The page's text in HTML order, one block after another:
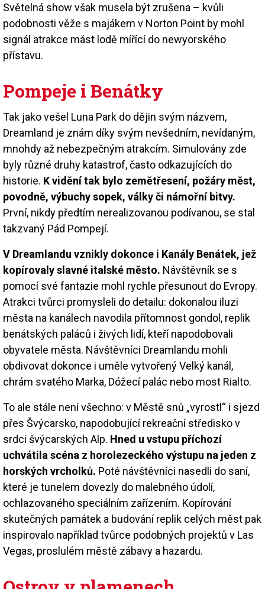
Světelná show však musela být zrušena – kvůli
podobnosti věže s majákem v Norton Point by mohl
signál atrakce mást lodě mířící do newyorského
přístavu.
Pompeje i Benátky
Tak jako vešel Luna Park do dějin svým názvem,
Dreamland je znám díky svým nevšedním, nevídaným,
mnohdy až nebezpečným atrakcím. Simulovány zde
byly různé druhy katastrof, často odkazujících do
historie. K vidění tak bylo zemětřesení, požáry měst,
povodně, výbuchy sopek, války či námořní bitvy.
První, nikdy předtím nerealizovanou podívanou, se stal
takzvaný Pád Pompejí.
V Dreamlandu vznikly dokonce i Kanály Benátek, jež
kopírovaly slavné italské město. Návštěvník se s
pomocí své fantazie mohl rychle přesunout do Evropy.
Atrakci tvůrci promysleli do detailu: dokonalou iluzi
města na kanálech navodila přítomnost gondol, replik
benátských paláců i živých lidí, kteří napodobovali
obyvatele města. Návštěvníci Dreamlandu mohli
obdivovat dokonce i uměle vytvořený Velký kanál,
chrám svatého Marka, Dóžecí palác nebo most Rialto.
To ale stále není všechno: v Městě snů „vyrostl“ i sjezd
přes Švýcarsko, napodobující rekreační středisko v
srdci švýcarských Alp. Hned u vstupu příchozí
uchvátila scéna z horolezeckého výstupu na jeden z
horských vrcholků. Poté návštěvníci nasedli do saní,
které je tunelem dovezly do malebného údolí,
ochlazovaného speciálním zařízením. Kopírování
skutečných památek a budování replik celých měst pak
inspirovalo například tvůrce podobných projektů v Las
Vegas, proslulém městě zábavy a hazardu.